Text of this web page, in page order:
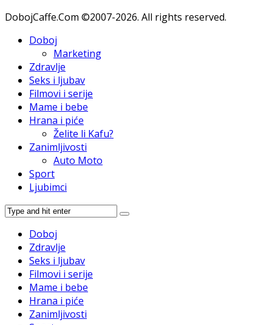
DobojCaffe.Com ©2007-2026. All rights reserved.
Doboj
Marketing
Zdravlje
Seks i ljubav
Filmovi i serije
Mame i bebe
Hrana i piće
Želite li Kafu?
Zanimljivosti
Auto Moto
Sport
Ljubimci
Doboj
Zdravlje
Seks i ljubav
Filmovi i serije
Mame i bebe
Hrana i piće
Zanimljivosti